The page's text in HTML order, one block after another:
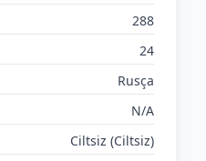
288
24
Rusça
N/A
Ciltsiz (Ciltsiz)